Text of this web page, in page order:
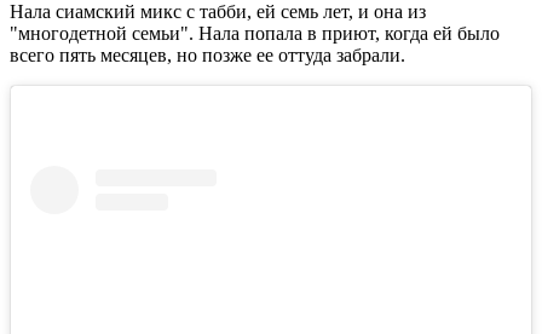
Нала сиамский микс с табби, ей семь лет, и она из
"многодетной семьи". Нала попала в приют, когда ей было
всего пять месяцев, но позже ее оттуда забрали.